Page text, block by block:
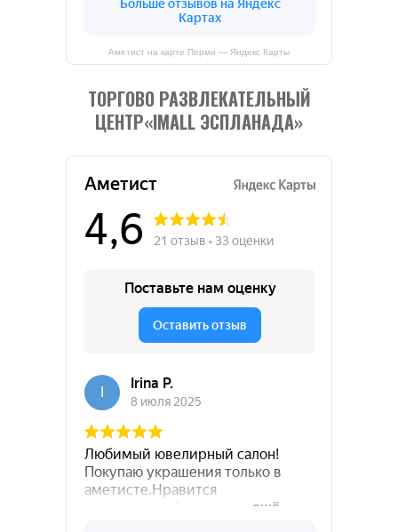
Аметист на карте Перми — Яндекс Карты
ТОРГОВО РАЗВЛЕКАТЕЛЬНЫЙ
ЦЕНТР«IMALL ЭСПЛАНАДА»